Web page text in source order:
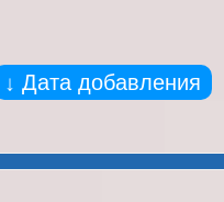
↓ Дата добавления